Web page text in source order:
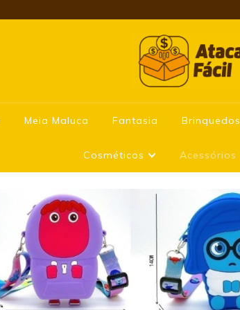
Meia Maluca Fantasia Brinquedos
Cosméticos Acessórios